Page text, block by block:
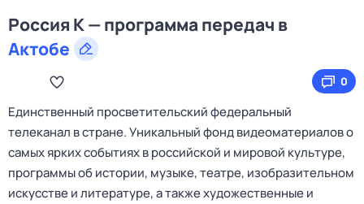
Россия К — программа передач в
Актобе
0
Единственный просветительский федеральный
телеканал в стране. Уникальный фонд видеоматериалов о
самых ярких событиях в российской и мировой культуре,
программы об истории, музыке, театре, изобразительном
искусстве и литературе, а также художественные и